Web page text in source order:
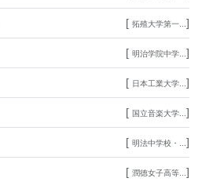
[ 拓殖大学第一... ]
[ 明治学院中学... ]
[ 日本工業大学... ]
[ 国立音楽大学... ]
[ 明法中学校・... ]
[ 潤徳女子高等... ]